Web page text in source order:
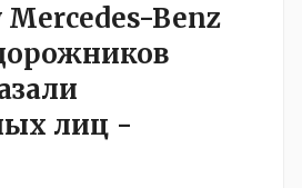
Benz
лиц -